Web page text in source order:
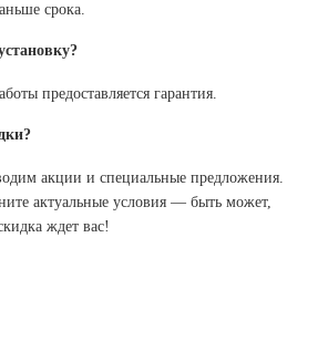
срока.
предоставляется гарантия.
акции и специальные предложения.
актуальные условия — быть может,
ждет вас!